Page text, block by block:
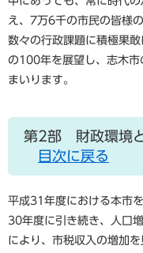
え、7万6千の市民の皆様
数々の行政課題に積極果
の100年を展望し、志木市
まいります。
第2部 財政環境
目次に戻る
平成31年度における本市
30年度に引き続き、人口
により、市税収入の増加を